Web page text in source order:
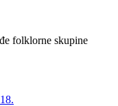
folklorne skupine